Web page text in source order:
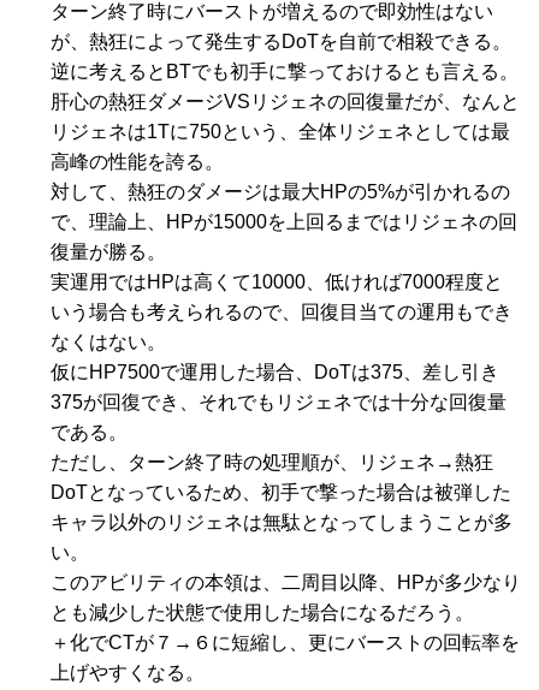
ターン終了時にバーストが増えるので即効性はない
が、熱狂によって発生するDoTを自前で相殺できる。
逆に考えるとBTでも初手に撃っておけるとも言える。
肝心の熱狂ダメージVSリジェネの回復量だが、なんと
リジェネは1Tに750という、全体リジェネとしては最
高峰の性能を誇る。
対して、熱狂のダメージは最大HPの5%が引かれるの
で、理論上、HPが15000を上回るまではリジェネの回
復量が勝る。
実運用ではHPは高くて10000、低ければ7000程度と
いう場合も考えられるので、回復目当ての運用もでき
なくはない。
仮にHP7500で運用した場合、DoTは375、差し引き
375が回復でき、それでもリジェネでは十分な回復量
である。
ただし、ターン終了時の処理順が、リジェネ→熱狂
DoTとなっているため、初手で撃った場合は被弾した
キャラ以外のリジェネは無駄となってしまうことが多
い。
このアビリティの本領は、二周目以降、HPが多少なり
とも減少した状態で使用した場合になるだろう。
＋化でCTが７→６に短縮し、更にバーストの回転率を
上げやすくなる。